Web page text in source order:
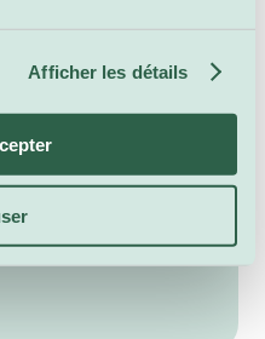
Afficher les détails
Linckelmann, est
musical joue sur
et la narration: